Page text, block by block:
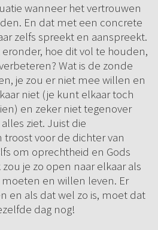
wanneer het vertrouwen
En dat met een concrete
zelfs spreekt en aanspreekt.
hoe dit vol te houden,
Wat is de zonde
je zou er niet mee willen en
niet (je kunt elkaar toch
en zeker niet tegenover
ziet. Juist die
voor de dichter van
om oprechtheid en Gods
je zo open naar elkaar als
en willen leven. Er
en als dat wel zo is, moet dat
dag nog!